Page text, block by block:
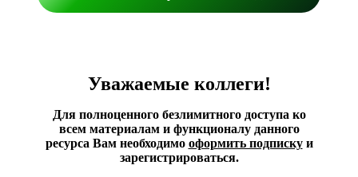
Уважаемые коллеги!
Для полноценного безлимитного доступа ко
всем материалам и функционалу данного
ресурса Вам необходимо оформить подпискуи
зарегистрироваться.